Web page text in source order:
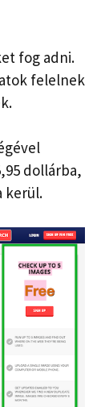
fog adni.
felelnek
dollárba,
kerül.